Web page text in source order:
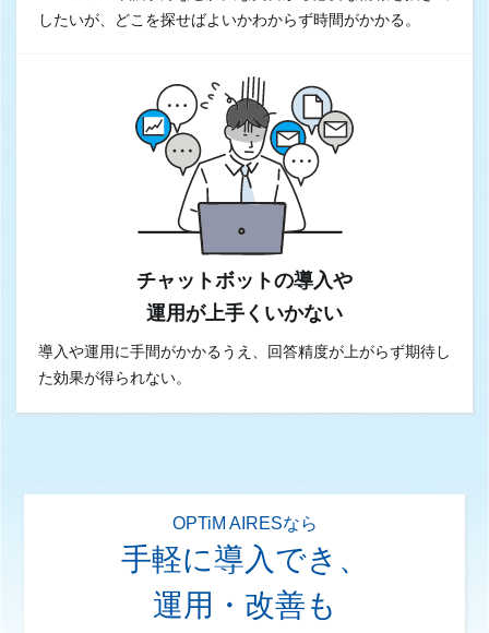
したいが、どこを探せばよいかわからず時間がかかる。
チャットボットの導入や
運用が上手くいかない
導入や運用に手間がかかるうえ、回答精度が上がらず期待し
た効果が得られない。
OPTiM AIRESなら
手軽に導入でき、
運用・改善も